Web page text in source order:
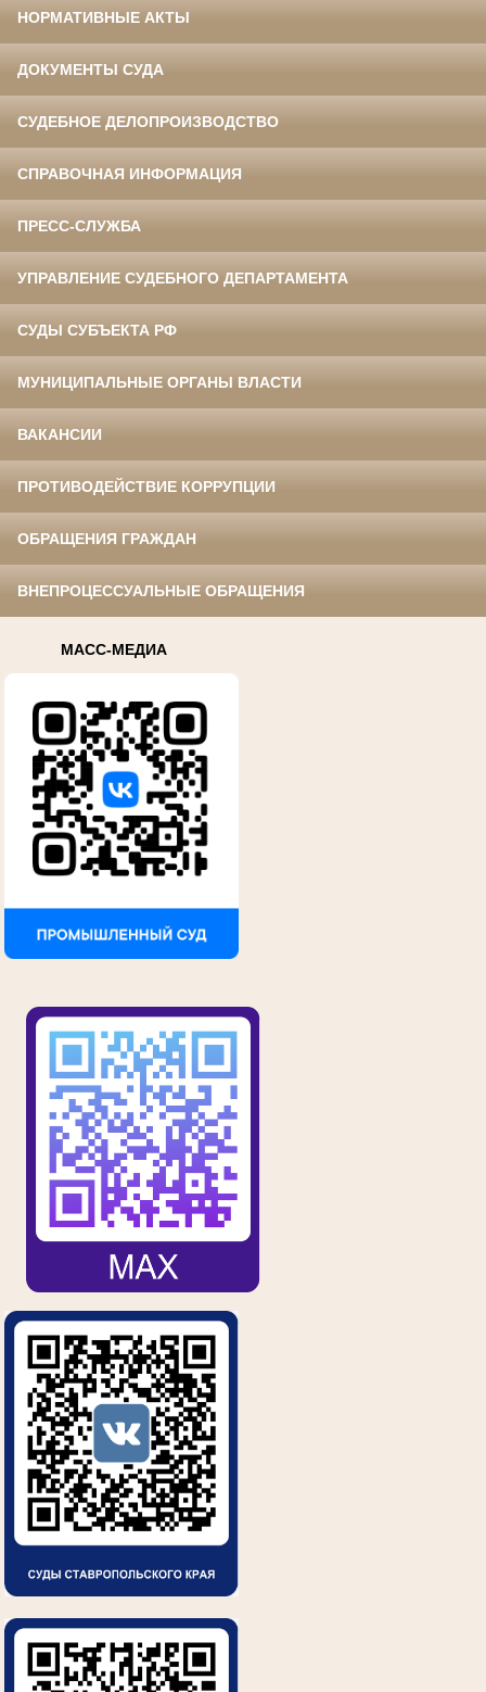
НОРМАТИВНЫЕ АКТЫ
ДОКУМЕНТЫ СУДА
СУДЕБНОЕ ДЕЛОПРОИЗВОДСТВО
СПРАВОЧНАЯ ИНФОРМАЦИЯ
ПРЕСС-СЛУЖБА
УПРАВЛЕНИЕ СУДЕБНОГО ДЕПАРТАМЕНТА
СУДЫ СУБЪЕКТА РФ
МУНИЦИПАЛЬНЫЕ ОРГАНЫ ВЛАСТИ
ВАКАНСИИ
ПРОТИВОДЕЙСТВИЕ КОРРУПЦИИ
ОБРАЩЕНИЯ ГРАЖДАН
ВНЕПРОЦЕССУАЛЬНЫЕ ОБРАЩЕНИЯ
МАСС-МЕДИА